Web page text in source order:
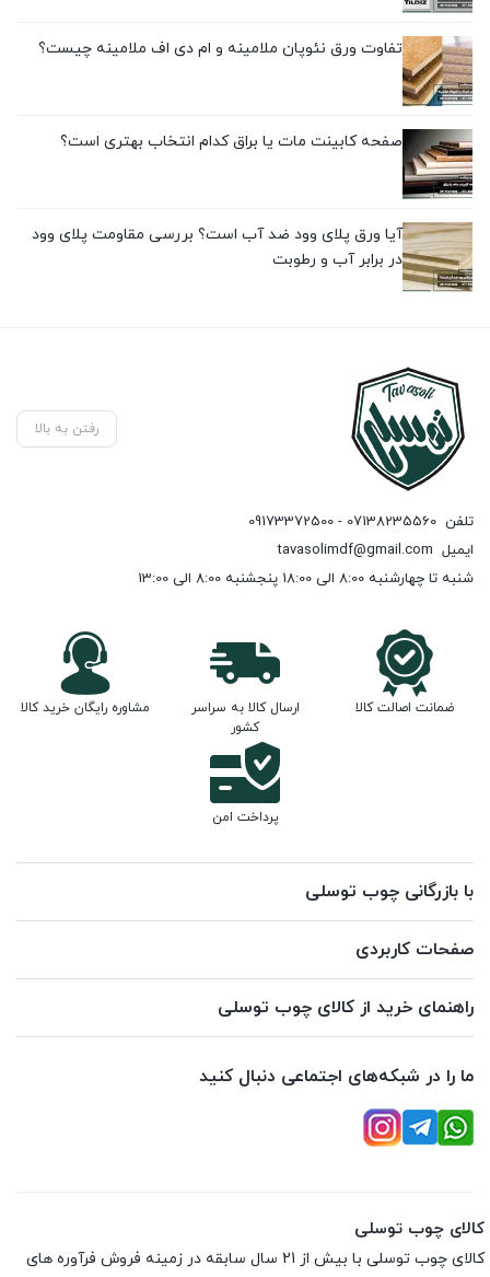
تفاوت ورق نئوپان ملامینه و ام دی اف ملامینه چیست؟
صفحه کابینت مات یا براق کدام انتخاب بهتری است؟
آیا ورق پلای وود ضد آب است؟ بررسی مقاومت پلای وود
در برابر آب و رطوبت
رفتن به بالا
تلفن 07138235560 - 09173372500
ایمیل tavasolimdf@gmail.com
شنبه تا چهارشنبه 8:00 الی 18:00 پنجشنبه 8:00 الی 13:00
ضمانت اصالت کالا
ارسال کالا به سراسر
کشور
مشاوره رایگان خرید کالا
پرداخت امن
با بازرگانی چوب توسلی
صفحات کاربردی
راهنمای خرید از کالای چوب توسلی
ما را در شبکه‌های اجتماعی دنبال کنید
کالای چوب توسلی
کالای چوب توسلی با بیش از 21 سال سابقه در زمینه فروش فرآوره های